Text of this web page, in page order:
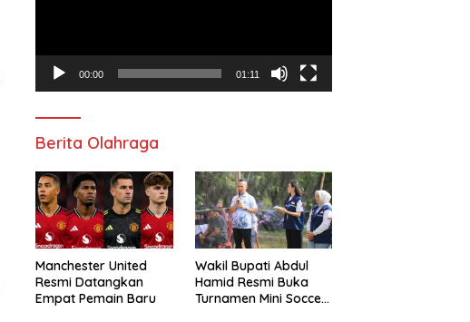
00:00 01:11
Berita Olahraga
Manchester United
Resmi Datangkan
Empat Pemain Baru
Wakil Bupati Abdul
Hamid Resmi Buka
Turnamen Mini Soccer